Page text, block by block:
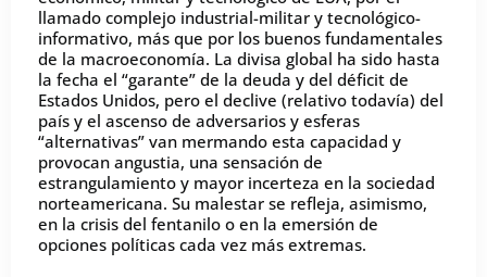
llamado complejo industrial-militar y tecnológico-
informativo, más que por los buenos fundamentales
de la macroeconomía. La divisa global ha sido hasta
la fecha el “garante” de la deuda y del déficit de
Estados Unidos, pero el declive (relativo todavía) del
país y el ascenso de adversarios y esferas
“alternativas” van mermando esta capacidad y
provocan angustia, una sensación de
estrangulamiento y mayor incerteza en la sociedad
norteamericana. Su malestar se refleja, asimismo,
en la crisis del fentanilo o en la emersión de
opciones políticas cada vez más extremas.